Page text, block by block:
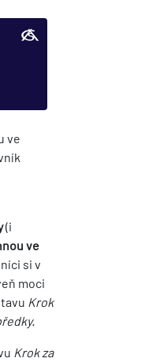
ve
(i
ve
si v
moci
Krok
Krok za